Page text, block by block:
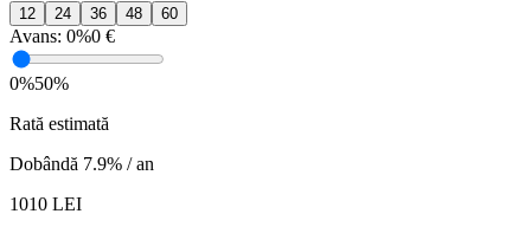
12 24 36 48 60
Avans: 0%0 €
0%50%
Rată estimată
Dobândă 7.9% / an
1010 LEI